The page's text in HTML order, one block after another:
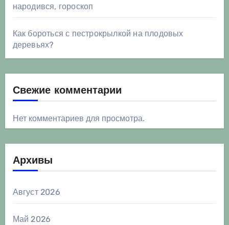
народився, гороскоп
Как бороться с пестрокрылкой на плодовых
деревьях?
Свежие комментарии
Нет комментариев для просмотра.
Архивы
Август 2026
Май 2026